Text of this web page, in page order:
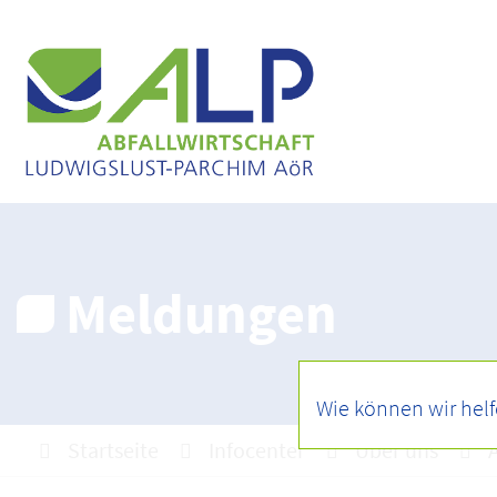
Meldungen
Infocenter Über uns